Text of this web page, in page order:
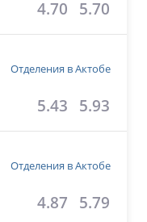
4.70 5.70
Отделения в Актобе
5.43 5.93
Отделения в Актобе
4.87 5.79